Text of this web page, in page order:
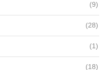
(9)
(28)
(1)
(18)